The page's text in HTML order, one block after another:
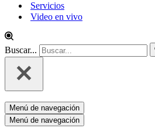
Servicios
Video en vivo
Buscar...
Menú de navegación
Menú de navegación